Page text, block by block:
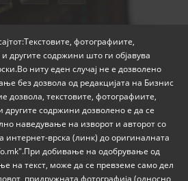
фотографиите,
другите содржини што ги објавува
ниту еден случај не е дозволено
без дозвола од редакцијата на Бизнис
дозвола, текстовите, фотографиите,
другите содржини дозволено е да се
наведување на изворот и авторот со
врска (линк) до оригиналната
добивање на одобрување од
на текст, може да се превземе само дел